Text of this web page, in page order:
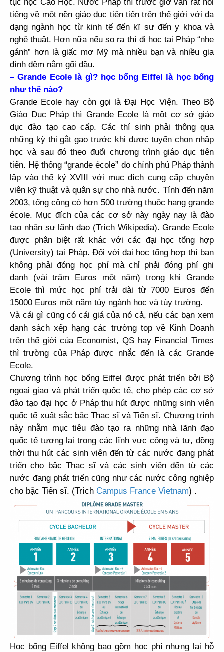
tục học Cao Học. Nước Pháp thì trước giờ vẫn rất nổi
tiếng về một nền giáo dục tiên tiến trên thế giới với đa
dạng ngành học từ kinh tế đến kĩ sư đến y khoa và
nghệ thuật. Hơn nữa nếu so ra thì đi học tại Pháp “nhẹ
gánh” hơn là giấc mơ Mỹ mà nhiều bạn và nhiều gia
đình đêm nằm gối đầu.
–Grande Ecole là gì? học bổng Eiffel là học bổng
như thế nào?
Grande Ecole hay còn gọi là Đại Học Viện. Theo Bộ
Giáo Dục Pháp thì Grande Ecole là một cơ sở giáo
dục đào tạo cao cấp. Các thí sinh phải thông qua
những kỳ thi gắt gao trước khi được tuyển chọn nhập
học và sau đó theo đuổi chương trình giáo dục tiên
tiến. Hệ thống “grande école” do chính phủ Pháp thành
lập vào thế kỷ XVIII với mục đích cung cấp chuyên
viên kỹ thuật và quân sự cho nhà nước. Tính đến năm
2003, tổng cộng có hơn 500 trường thuộc hạng grande
école. Mục đích của các cơ sở này ngày nay là đào
tạo nhân sự lãnh đạo (Trích Wikipedia). Grande Ecole
được phân biệt rất khác với các đại học tổng hợp
(University) tại Pháp. Đối với đại học tổng hợp thì bạn
không phải đóng học phí mà chỉ phải đóng phí ghi
danh (vài trăm Euros một năm) trong khi Grande
Ecole thì mức học phí trải dài từ 7000 Euros đến
15000 Euros một năm tùy ngành học và tùy trường.
Và cái gì cũng có cái giá của nó cả, nếu các bạn xem
danh sách xếp hạng các trường top về Kinh Doanh
trên thế giới của Economist, QS hay Financial Times
thì trường của Pháp được nhắc đến là các Grande
Ecole.
Chương trình học bổng Eiffel được phát triển bởi Bộ
ngoại giao và phát triển quốc tế, cho phép các cơ sở
đào tạo đại học ở Pháp thu hút được những sinh viên
quốc tế xuất sắc bậc Thạc sĩ và Tiến sĩ. Chương trình
này nhằm mục tiêu đào tạo ra những nhà lãnh đạo
quốc tế tương lai trong các lĩnh vực công và tư, đồng
thời thu hút các sinh viên đến từ các nước đang phát
triển cho bậc Thạc sĩ và các sinh viên đến từ các
nước đang phát triển cũng như các nước công nghiệp
cho bậc Tiến sĩ. (Trích Campus France Vietnam) .
Học bổng Eiffel không bao gồm học phí nhưng lại hỗ